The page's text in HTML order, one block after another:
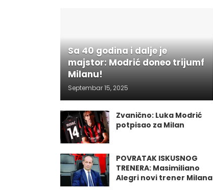
Sa 40 godina i dalje je
majstor: Modrić doneo trijumf
Milanu!
Septembar 15, 2025
Zvanično: Luka Modrić
potpisao za Milan
POVRATAK ISKUSNOG
TRENERA: Masimiliano
Alegri novi trener Milana